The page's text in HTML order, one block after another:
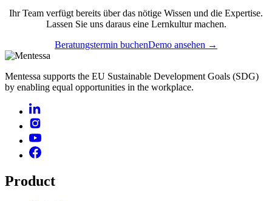
Ihr Team verfügt bereits über das nötige Wissen und die Expertise.
Lassen Sie uns daraus eine Lernkultur machen.
Beratungstermin buchenDemo ansehen →
Mentessa supports the EU Sustainable Development Goals (SDG)
by enabling equal opportunities in the workplace.
Product